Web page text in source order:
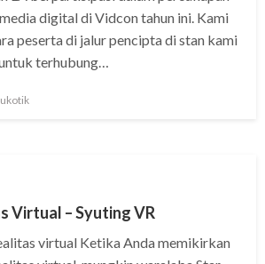
digital di Vidcon tahun ini. Kami
peserta di jalur pencipta di stan kami
terhubung…
Virtual – Syuting VR
virtual Ketika Anda memikirkan